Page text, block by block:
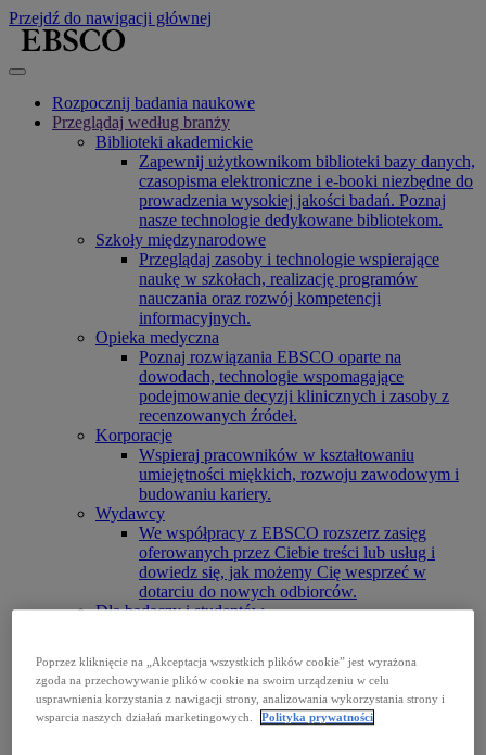
Przejdź do nawigacji głównej
Rozpocznij badania naukowe
Przeglądaj według branży
Biblioteki akademickie
Zapewnij użytkownikom biblioteki bazy danych,
czasopisma elektroniczne i e-booki niezbędne do
prowadzenia wysokiej jakości badań. Poznaj
nasze technologie dedykowane bibliotekom.
Szkoły międzynarodowe
Przeglądaj zasoby i technologie wspierające
naukę w szkołach, realizację programów
nauczania oraz rozwój kompetencji
informacyjnych.
Opieka medyczna
Poznaj rozwiązania EBSCO oparte na
dowodach, technologie wspomagające
podejmowanie decyzji klinicznych i zasoby z
recenzowanych źródeł.
Korporacje
Wspieraj pracowników w kształtowaniu
umiejętności miękkich, rozwoju zawodowym i
budowaniu kariery.
Wydawcy
We współpracy z EBSCO rozszerz zasięg
oferowanych przez Ciebie treści lub usług i
dowiedz się, jak możemy Cię wesprzeć w
dotarciu do nowych odbiorców.
Dla badaczy i studentów
Zaloguj się do EBSCOhost
Poznaj nasze produkty
Skontaktuj się z nami
Produkty
Poprzez kliknięcie na „Akceptacja wszystkich plików cookie” jest wyrażona
zgoda na przechowywanie plików cookie na swoim urządzeniu w celu
usprawnienia korzystania z nawigacji strony, analizowania wykorzystania strony i
wsparcia naszych działań marketingowych.
Polityka prywatności